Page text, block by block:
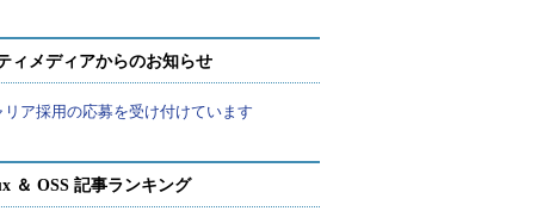
ィメディアからのお知らせ
リア採用の応募を受け付けています
＆ OSS 記事ランキング